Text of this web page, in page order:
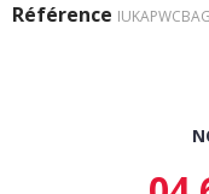
Référence IUKAPWCBAG